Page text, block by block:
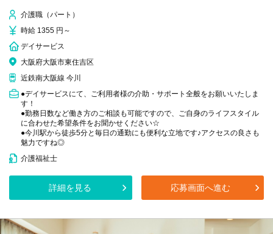
介護職（パート）
時給 1355 円～
デイサービス
大阪府大阪市東住吉区
近鉄南大阪線 今川
●デイサービスにて、ご利用者様の介助・サポート全般をお願いいたしま
す！
●勤務日数など働き方のご相談も可能ですので、ご自身のライフスタイル
に合わせた希望条件をお聞かせください☆
●今川駅から徒歩5分と毎日の通勤にも便利な立地です♪アクセスの良さも
魅力ですね◎
介護福祉士
詳細を見る 応募画面へ進む